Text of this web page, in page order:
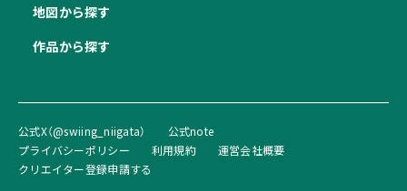
地図から探す
作品から探す
公式X（@swiing_niigata）
公式note
プライバシーポリシー
利用規約
運営会社概要
クリエイター登録申請する